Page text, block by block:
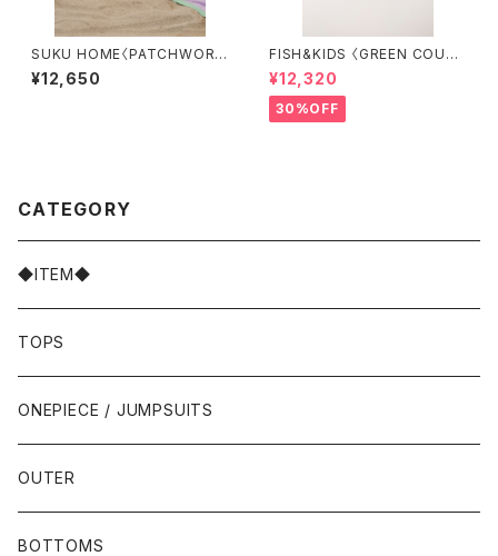
SUKU HOME〈PATCHWORK
BEACH SARONG〉
¥12,650
FISH&KIDS 〈GREEN COURD
ORY〉
¥12,320
30%OFF
CATEGORY
◆ITEM◆
TOPS
ONEPIECE / JUMPSUITS
OUTER
BOTTOMS